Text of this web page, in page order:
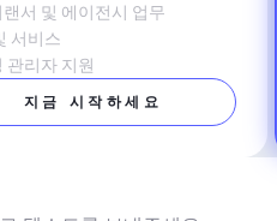
랜서 및 에이전시 업무
서비스
관리자 지원
지금 시작하세요